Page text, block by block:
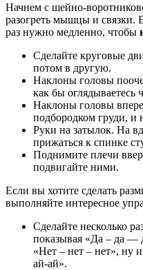
Начнем с шейно-
разогреть мышцы и связки.
раз нужно медленно, чтобы
Сделайте круговые
потом в другую.
Наклоны головы
как бы оглядываетесь
Наклоны головы
подбородком груди, и
Руки на затылок. На
прижаться к спинке
Поднимите плечи
подвигайте ними.
Если вы хотите сделать
выполняйте интересное
Сделайте несколько
показывая «Да – да —
«Нет – нет – нет», ну
ай-ай».